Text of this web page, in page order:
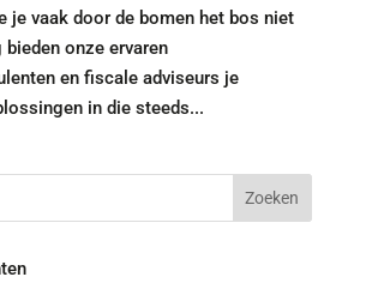
je vaak door de bomen het bos niet
bieden onze ervaren
en fiscale adviseurs je
in die steeds...